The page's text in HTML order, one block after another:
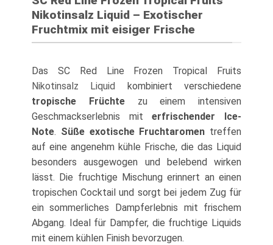
Nikotinsalz Liquid – Exotischer
Fruchtmix mit eisiger Frische
Das SC Red Line Frozen Tropical Fruits
Nikotinsalz Liquid
kombiniert verschiedene
tropische Früchtezu einem intensiven
Geschmackserlebnis miterfrischender Ice-
Note. Süße exotische Fruchtaromen treffen
auf eine angenehm kühle Frische, die das Liquid
besonders ausgewogen und belebend wirken
lässt. Die fruchtige Mischung erinnert an einen
tropischen Cocktail und sorgt bei jedem Zug für
ein sommerliches Dampferlebnis mit frischem
Abgang. Ideal für Dampfer, die fruchtige Liquids
mit einem kühlen Finish bevorzugen.